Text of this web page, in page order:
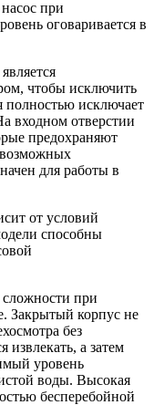
при
оговаривается в
чтобы исключить
полностью исключает
входном отверстии
предохраняют
возможных
для работы в
от условий
способны
при
Закрытый корпус не
без
извлекать, а затем
уровень
воды. Высокая
бесперебойной